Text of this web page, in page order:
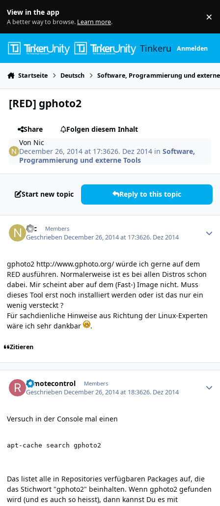
View in the app
A better way to browse. Learn more. ×
TinkerunityAnmelden
Startseite Deutsch Software, Programmierung und
[RED] gphoto2
Share
Folgen diesem Inhalt
Von Nic
December 26, 2014 at 17:3626. Dez 2014 inSoftware,
Programmierung und externe Tools
Start new topic Reply to this topic
Nic Members
Geschrieben December 26, 2014 at 17:3626. Dez 2014
gphoto2 http://www.gphoto.org/ würde ich gerne auf dem
RED ausführen. Normalerweise ist es bei allen Distros schon
dabei. Mir scheint aber auf dem (Fast-) Image nicht. Muss
dieses Tool erst noch installiert werden oder ist das nur ein
wenig versteckt ?
Für sachdienliche Hinweise aus Richtung der Linux-Experten
wäre ich sehr dankbar
.
Zitieren
remotecontrol Members
Geschrieben December 26, 2014 at 18:3626. Dez 2014
Versuch in der Console mal einen
apt-cache search gphoto2
Das listet alle in Repositories verfügbaren Packages auf, die
das Stichwort "gphoto2" beinhalten. Wenn gphoto2 gefunden
wird (und es auch so heisst), dann kannst Du es mit